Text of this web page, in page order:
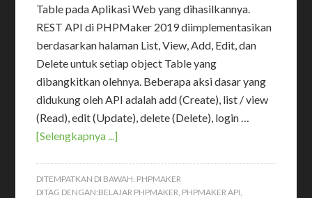
Table pada Aplikasi Web yang dihasilkannya.
REST API di PHPMaker 2019 diimplementasikan
berdasarkan halaman List, View, Add, Edit, dan
Delete untuk setiap object Table yang
dibangkitkan olehnya. Beberapa aksi dasar yang
didukung oleh API adalah add (Create), list / view
(Read), edit (Update), delete (Delete), login …
[Selengkapnya ...]
DITEMPATKAN DI BAWAH: PHPMAKER
DITAG DENGAN:BELAJAR PHPMAKER, PHPMAKER API,